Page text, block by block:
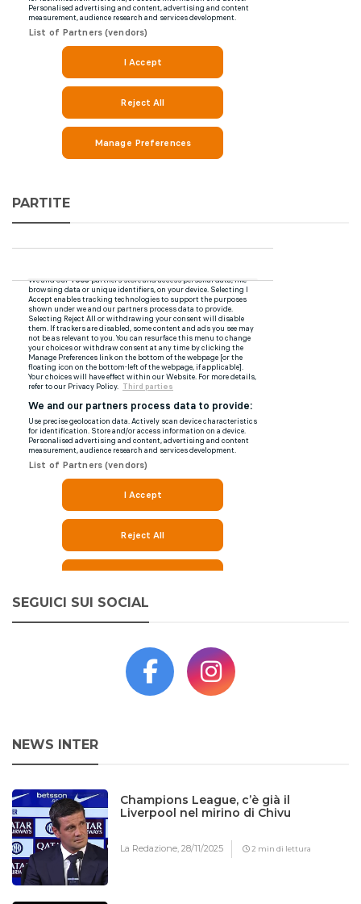
PARTITE
SEGUICI SUI SOCIAL
NEWS INTER
Champions League, c’è già il
Liverpool nel mirino di Chivu
La Redazione,28/11/2025 2 min di lettura